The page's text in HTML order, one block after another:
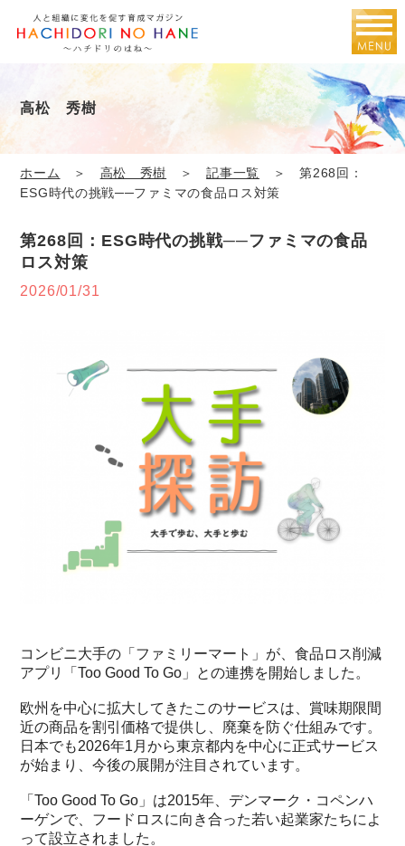
高松 秀樹
ホーム ＞ 高松 秀樹 ＞記事一覧 ＞ 第268回：
ESG時代の挑戦──ファミマの食品ロス対策
第268回：ESG時代の挑戦──ファミマの食品
ロス対策
2026/01/31
コンビニ大手の「ファミリーマート」が、食品ロス削減
アプリ「Too Good To Go」との連携を開始しました。
欧州を中心に拡大してきたこのサービスは、賞味期限間
近の商品を割引価格で提供し、廃棄を防ぐ仕組みです。
日本でも2026年1月から東京都内を中心に正式サービス
が始まり、今後の展開が注目されています。
「Too Good To Go」は2015年、デンマーク・コペンハ
ーゲンで、フードロスに向き合った若い起業家たちによ
って設立されました。